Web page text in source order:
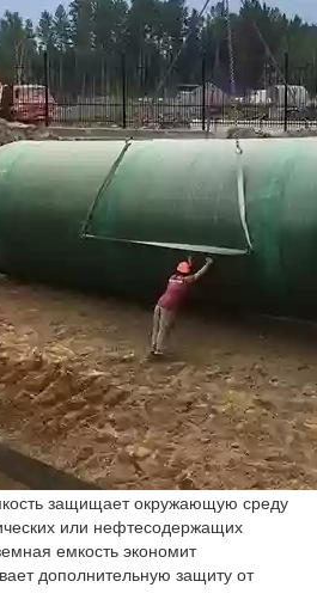
защищает окружающую среду
или нефтесодержащих
емкость экономит
дополнительную защиту от